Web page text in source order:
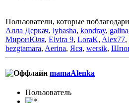
Пользователи, которые
Алла Деркач, lybasha, kondray,
МиронЮля, Elvira 9, LoraK, Alex77,
bezgtamara, Aerina, Яся, wersik,
mamaAlenka
Пользовaтeль